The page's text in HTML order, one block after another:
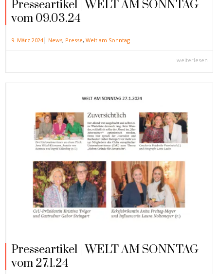
Presseartikel | WELT AM SONNTAG
vom 09.03.24
9. März 2024| News, Presse, Welt am Sonntag
weiterlesen
Presseartikel | WELT AM SONNTAG
vom 27.1.24